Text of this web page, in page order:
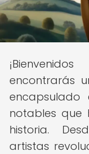
encontrarás
notables que
historia.
artistas